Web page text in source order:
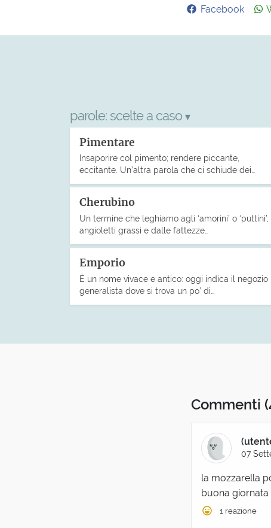
Facebook
parole: scelte a caso ▾
Pimentare
Insaporire col pimento; rendere piccante,
eccitante. Un’altra parola che ci schiude dei…
Cherubino
Un termine che leghiamo agli ‘amorini’ o ‘puttini’,
angioletti grassi e dalle fattezze…
Emporio
È un nome vivace e antico: oggi indica il negozio
generalista dove si trova un po’ di…
Commenti
07
la mozzarella
buona giornata
1 reazione